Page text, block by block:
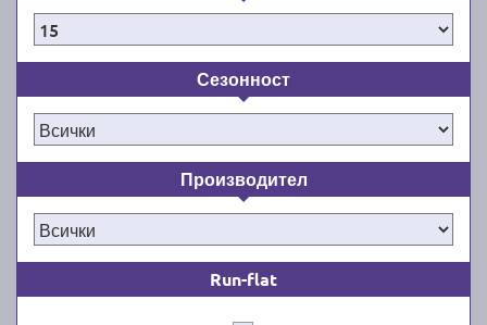
Сезонност
Производител
Run-flat